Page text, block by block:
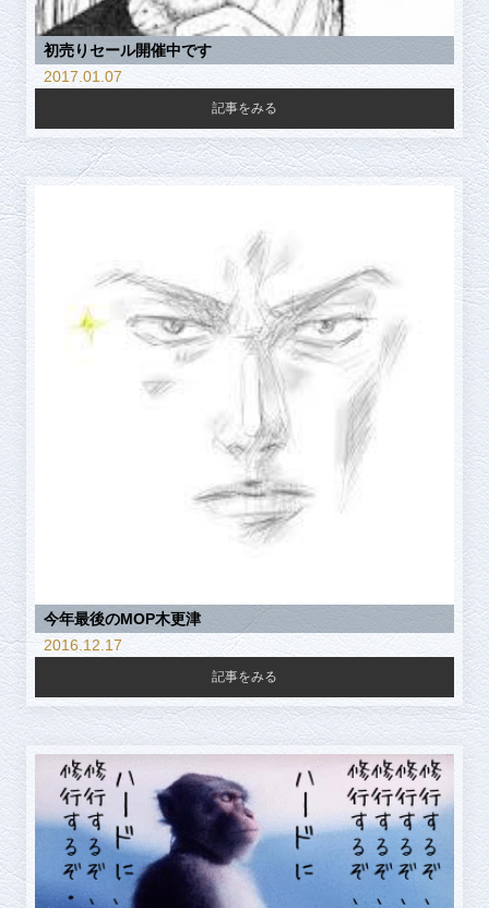
初売りセール開催中です
2017.01.07
記事をみる
今年最後のMOP木更津
2016.12.17
記事をみる